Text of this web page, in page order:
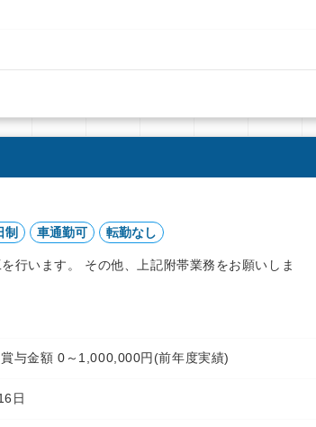
制 車通勤可 転勤なし
行います。 その他、上記附帯業務をお願いしま
金額 0～1,000,000円(前年度実績)
日